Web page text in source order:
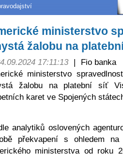
ministerstvo
žalobu na
17:11:13 |
Fio banka
ministerstvo
žalobu na platební síť
karet ve Spojených
analytiků oslovených
překvapení s ohledem
ministerstva od roku